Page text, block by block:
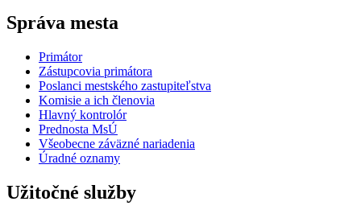
Správa mesta
Primátor
Zástupcovia primátora
Poslanci mestského zastupiteľstva
Komisie a ich členovia
Hlavný kontrolór
Prednosta MsÚ
Všeobecne záväzné nariadenia
Úradné oznamy
Užitočné služby